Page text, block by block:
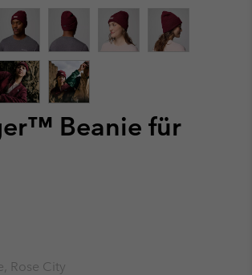
Beanie für
Rose City